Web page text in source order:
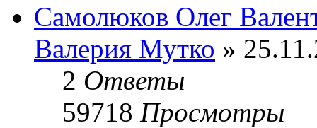
Самолюков Олег
Валерия Мутко »
2 Ответы
59718 Просмотры